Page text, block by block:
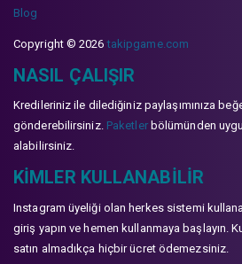
Blog
Copyright © 2026takipgame.com
NASIL ÇALIŞIR
Kredileriniz ile dilediğiniz paylaşımınıza
gönderebilirsiniz. Paketlerbölümünden
alabilirsiniz.
KIMLER KULLANABILIR
Instagram üyeliği olan herkes sistemi
giriş yapın ve hemen kullanmaya başlayın.
satın almadıkça hiçbir ücret ödemezsiniz.